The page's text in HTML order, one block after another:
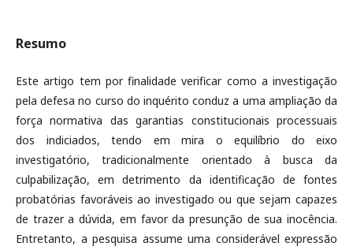
Resumo
Este artigo tem por finalidade verificar como a investigação
pela defesa no curso do inquérito conduz a uma ampliação da
força normativa das garantias constitucionais processuais
dos indiciados, tendo em mira o equilíbrio do eixo
investigatório, tradicionalmente orientado à busca da
culpabilização, em detrimento da identificação de fontes
probatórias favoráveis ao investigado ou que sejam capazes
de trazer a dúvida, em favor da presunção de sua inocência.
Entretanto, a pesquisa assume uma considerável expressão